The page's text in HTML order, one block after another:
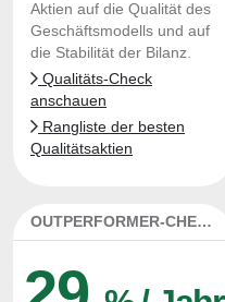
Aktien auf die Qualität des
Geschäftsmodells und auf
die Stabilität der Bilanz.
Qualitäts-Check
anschauen
Rangliste der besten
Qualitätsaktien
OUTPERFORMER-CHECK